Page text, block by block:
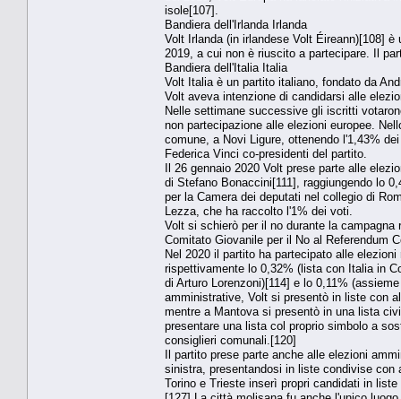
isole[107].
Bandiera dell'Irlanda Irlanda
Volt Irlanda (in irlandese Volt Éireann)[108]
2019, a cui non è riuscito a partecipare. Il
Bandiera dell'Italia Italia
Volt Italia è un partito italiano, fondato da
Volt aveva intenzione di candidarsi alle
Nelle settimane successive gli iscritti
non partecipazione alle elezioni europee.
comune, a Novi Ligure, ottenendo l'1,43%
Federica Vinci co-presidenti del partito.
Il 26 gennaio 2020 Volt prese parte alle
di Stefano Bonaccini[111], raggiungendo lo
per la Camera dei deputati nel collegio di
Lezza, che ha raccolto l'1% dei voti.
Volt si schierò per il no durante la
Comitato Giovanile per il No al Referendum
Nel 2020 il partito ha partecipato alle
rispettivamente lo 0,32% (lista con Italia in
di Arturo Lorenzoni)[114] e lo 0,11%
amministrative, Volt si presentò in liste con
mentre a Mantova si presentò in una lista
presentare una lista col proprio simbolo a
consiglieri comunali.[120]
Il partito prese parte anche alle elezioni
sinistra, presentandosi in liste condivise con
Torino e Trieste inserì propri candidati in